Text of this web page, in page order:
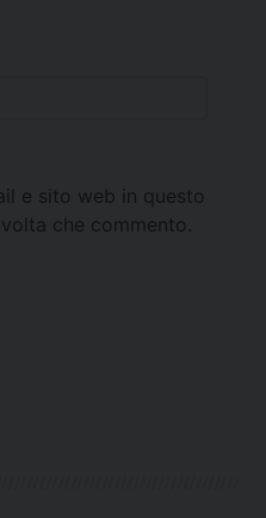
e sito web in questo
che commento.